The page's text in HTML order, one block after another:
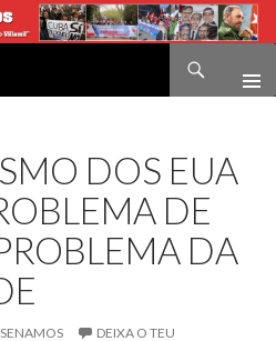
DOS EUA
DE
DA
DEIXA O TEU